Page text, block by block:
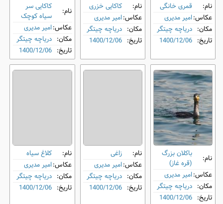
نام:
قمری خانگی
عکاس:امیر مدیری
مکان: دریاچه چیتگر
تاریخ: 1400/12/06
نام:
کاکایی خزری
عکاس:امیر مدیری
مکان: دریاچه چیتگر
تاریخ: 1400/12/06
نام:
کاکایی سر
سیاه کوچک
عکاس:امیر مدیری
مکان: دریاچه چیتگر
تاریخ: 1400/12/06
نام:
باکلان بزرگ
(قره غاز)
عکاس:امیر مدیری
مکان: دریاچه چیتگر
تاریخ: 1400/12/06
نام:
زاغی
عکاس:امیر مدیری
مکان: دریاچه چیتگر
تاریخ: 1400/12/06
نام:
کلاغ سیاه
عکاس:امیر مدیری
مکان: دریاچه چیتگر
تاریخ: 1400/12/06